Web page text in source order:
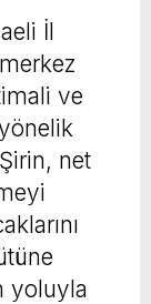
İl
ve
net
yoluyla